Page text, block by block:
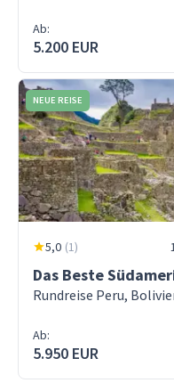
Ab:
5.200 EUR
NEUE REISE
5,0 (1)
Das Beste
Rundreise Peru,
Ab:
5.950 EUR